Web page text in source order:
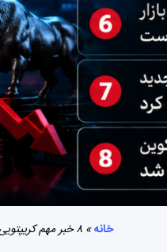
خانه»۸ خبر مهم کریپتویی ۱۱ ژوئن ۲۰۲۶ | آیا بازار در آستانه یک تغییر بزرگ قرار دارد؟